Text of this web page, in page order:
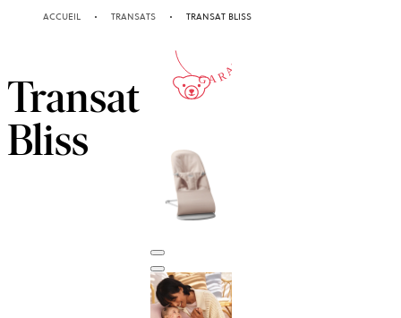
ACCUEIL TRANSATS TRANSAT BLISS
Transat
Bliss
10-ANS
GARANTIE